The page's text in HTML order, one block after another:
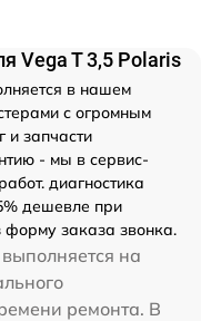
Vega T 3,5 Polaris
в нашем
с огромным
и запчасти
- мы в сервис-
диагностика
дешевле при
форму заказа звонка.
выполняется на
ремонта. В